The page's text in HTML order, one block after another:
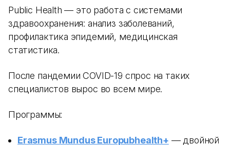
Public Health — это работа с системами
здравоохранения: анализ заболеваний,
профилактика эпидемий, медицинская
статистика.
После пандемии COVID-19 спрос на таких
специалистов вырос во всем мире.
Программы:
Erasmus Mundus Europubhealth+ — двойной